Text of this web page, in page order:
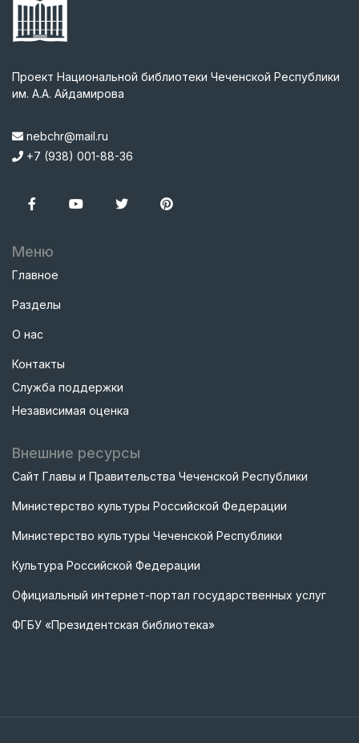
Проект Национальной библиотеки Чеченской Республики
им. А.А. Айдамирова
nebchr@mail.ru
+7 (938) 001-88-36
Меню
Главное
Разделы
О нас
Контакты
Служба поддержки
Независимая оценка
Внешние ресурсы
Сайт Главы и Правительства Чеченской Республики
Министерство культуры Российской Федерации
Министерство культуры Чеченской Республики
Культура Российской Федерации
Официальный интернет-портал государственных услуг
ФГБУ «Президентская библиотека»